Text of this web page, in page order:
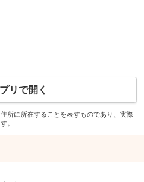
リで開く
所に所在することを表すものであり、実際
。